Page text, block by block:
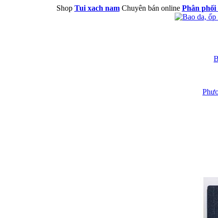
Shop Tui xach namChuyên bán online Phân phối